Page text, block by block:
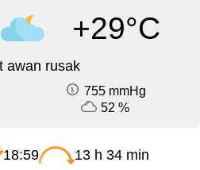
+29°C
awan rusak
755 mmHg
52 %
18:59 13 h 34 min